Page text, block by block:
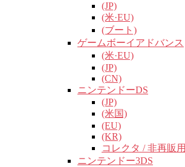
(JP)
(米·EU)
(ブート)
ゲームボーイアドバンス
(米·EU)
(JP)
(CN)
ニンテンドーDS
(JP)
(米国)
(EU)
(KR)
コレクタ / 非再販用
ニンテンドー3DS